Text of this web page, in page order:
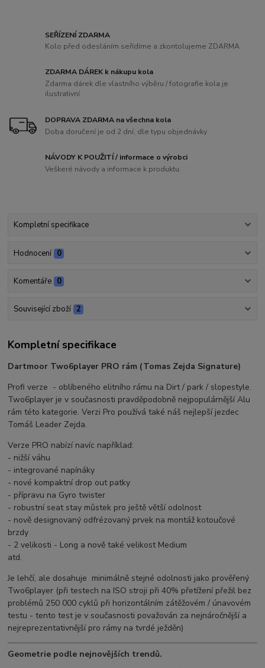
SEŘÍZENÍ ZDARMA
Kolo před odesláním seřídíme a zkontolujeme ZDARMA
ZDARMA DÁREK k nákupu kola
Zdarma dárek dle vlastního výběru / fotografie kola je
ilustrativní
DOPRAVA ZDARMA na všechna kola
Doba doručení je od 2 dní, dle typu objednávky
NÁVODY K POUŽITÍ / informace o výrobci
Veškeré návody a informace k produktu.
Kompletní specifikace
Hodnocení 0
Komentáře 0
Související zboží 2
Kompletní specifikace
Dartmoor Two6player PRO rám (Tomas Zejda Signature)
Profi verze - oblíbeného elitního rámu na Dirt / park / slopestyle.
Two6player je v současnosti pravděpodobně nejpopulárnější Alu
rám této kategorie. Verzi Pro používá také náš nejlepší jezdec
Tomáš Leader Zejda.
Verze PRO nabízí navíc například:
- nižší váhu
- integrované napínáky
- nové kompaktní drop out patky
- přípravu na Gyro twister
- robustní seat stay můstek pro ještě větší odolnost
- nově designovaný odfrézovaný prvek na montáž kotoučové
brzdy
- 2 velikosti - Long a nově také velikost Medium
atd.
Je lehčí, ale dosahuje minimálně stejné odolnosti jako prověřený
Two6player (při testech na ISO stroji při 40% přetížení přežil bez
problémů 250 000 cyklů při horizontálním zátěžovém / únavovém
testu - tento test je v současnosti považován za nejnáročnější a
nejreprezentativnější pro rámy na tvrdé ježděn)
Geometrie podle nejnovějších trendů.